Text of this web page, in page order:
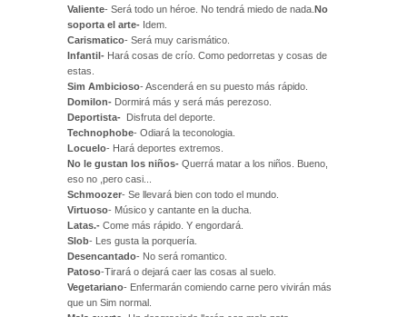
Valiente- Será todo un héroe. No tendrá miedo de nada. No
soporta el arte- Idem.
Carismatico- Será muy carismático.
Infantil- Hará cosas de crío. Como pedorretas y cosas de
estas.
Sim Ambicioso- Ascenderá en su puesto más rápido.
Domilon- Dormirá más y será más perezoso.
Deportista- Disfruta del deporte.
Technophobe- Odiará la teconologia.
Locuelo- Hará deportes extremos.
No le gustan los niños- Querrá matar a los niños. Bueno,
eso no ,pero casi...
Schmoozer- Se llevará bien con todo el mundo.
Virtuoso- Músico y cantante en la ducha.
Latas.- Come más rápido. Y engordará.
Slob- Les gusta la porquería.
Desencantado- No será romantico.
Patoso-Tirará o dejará caer las cosas al suelo.
Vegetariano- Enfermarán comiendo carne pero vivirán más
que un Sim normal.